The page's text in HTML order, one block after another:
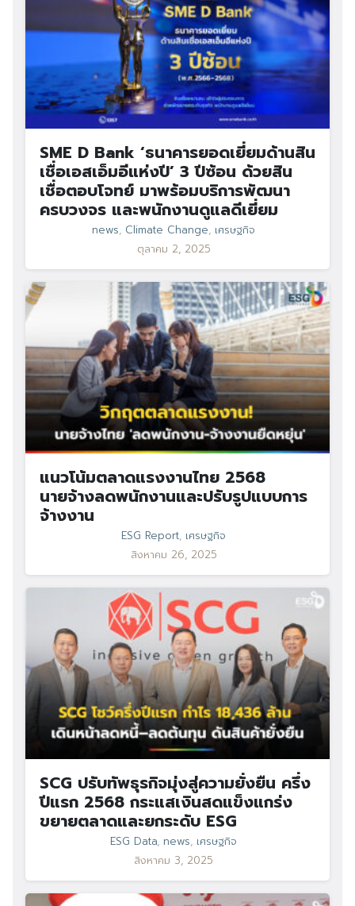
SME D Bank ‘ธนาคารยอดเยี่ยมด้านสิน
เชื่อเอสเอ็มอีแห่งปี’ 3 ปีซ้อน ด้วยสิน
เชื่อตอบโจทย์ มาพร้อมบริการพัฒนา
ครบวงจร และพนักงานดูแลดีเยี่ยม
news, Climate Change, เศรษฐกิจ
ตุลาคม 2, 2025
แนวโน้มตลาดแรงงานไทย 2568
นายจ้างลดพนักงานและปรับรูปแบบการ
จ้างงาน
ESG Report, เศรษฐกิจ
สิงหาคม 26, 2025
SCG ปรับทัพธุรกิจมุ่งสู่ความยั่งยืน ครึ่ง
ปีแรก 2568 กระแสเงินสดแข็งแกร่ง
ขยายตลาดและยกระดับ ESG
ESG Data, news, เศรษฐกิจ
สิงหาคม 3, 2025